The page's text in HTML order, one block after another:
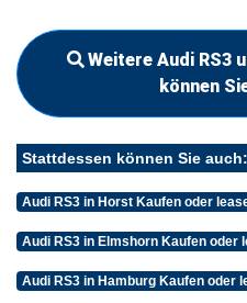
Weitere Audi RS3
können
Stattdessen können Sie auch:
Audi RS3 in Horst Kaufen oder
Audi RS3 in Elmshorn Kaufen oder
Audi RS3 in Hamburg Kaufen oder